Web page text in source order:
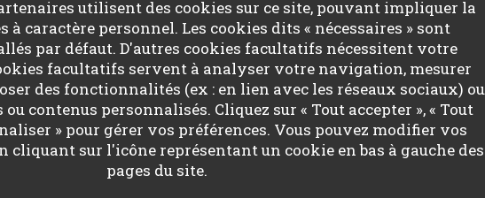
utilisent des cookies sur ce site, pouvant impliquer la
à caractère personnel. Les cookies dits « nécessaires » sont
par défaut. D'autres cookies facultatifs nécessitent votre
facultatifs servent à analyser votre navigation, mesurer
des fonctionnalités (ex : en lien avec les réseaux sociaux) ou
contenus personnalisés. Cliquez sur « Tout accepter », « Tout
» pour gérer vos préférences. Vous pouvez modifier vos
cliquant sur l'icône représentant un cookie en bas à gauche des
pages du site.
savoureuse nous conseillons vivement ! Le gaspacho
au thym une très belle découverte
Service: 5/5 Ambiance :5/5 Cuisine:5/5 Qualité / Prix:5/5
et agréable.